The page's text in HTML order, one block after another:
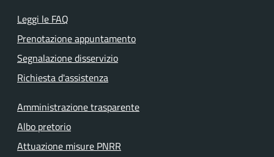
Leggi le FAQ
Prenotazione appuntamento
Segnalazione disservizio
Richiesta d'assistenza
Amministrazione trasparente
Albo pretorio
Attuazione misure PNRR